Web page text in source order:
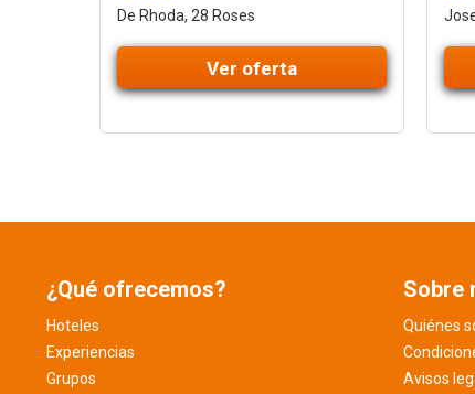
De Rhoda, 28 Roses
Ver oferta
¿Qué ofrecemos?
Hoteles
Experiencias
Grupos
Sobre
Quiénes
Avisos